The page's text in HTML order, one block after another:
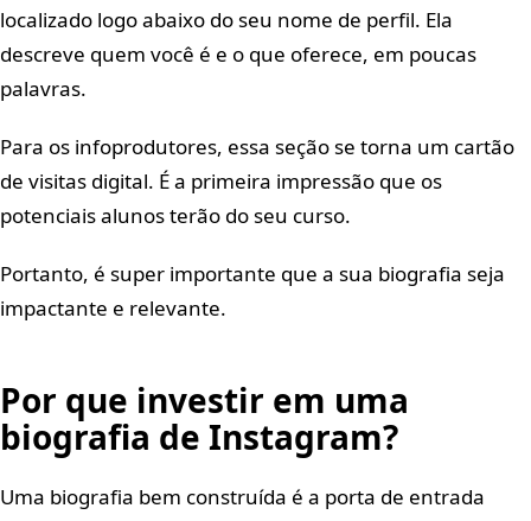
localizado logo abaixo do seu nome de perfil. Ela
descreve quem você é e o que oferece, em poucas
palavras.
Para os infoprodutores, essa seção se torna um cartão
de visitas digital. É a primeira impressão que os
potenciais alunos terão do seu curso.
Portanto, é super importante que a sua biografia seja
impactante e relevante.
Por que investir em uma
biografia de Instagram?
Uma biografia bem construída é a porta de entrada